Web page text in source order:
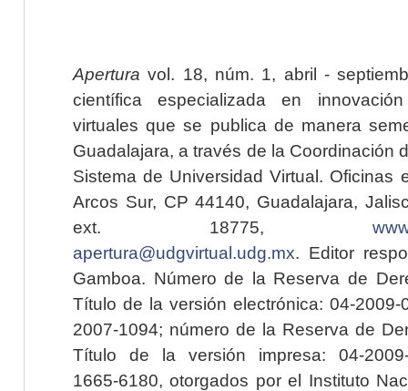
Apertura vol. 18, núm. 1, abril -
científica especializada en
virtuales que se publica de manera
Guadalajara, a través de la Coordinación
Sistema de Universidad Virtual. Oficinas
Arcos Sur, CP 44140, Guadalajara,
ext. 18775,
apertura@udgvirtual.udg.mx. Editor
Gamboa. Número de la Reserva de
Título de la versión electrónica: 04-2009-
2007-1094; número de la Reserva de
Título de la versión impresa: 04-2009-
1665-6180, otorgados por el Instituto